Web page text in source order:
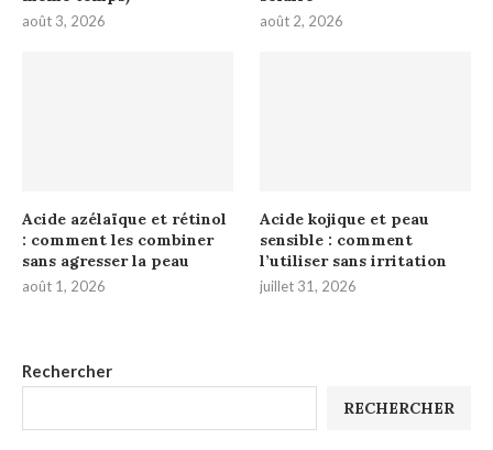
Rechercher
RECHERCHER
août 3, 2026 août 2, 2026
Acide azélaïque et rétinol
: comment les combiner
sans agresser la peau
août 1, 2026
Acide kojique et peau
sensible : comment
l’utiliser sans irritation
juillet 31, 2026